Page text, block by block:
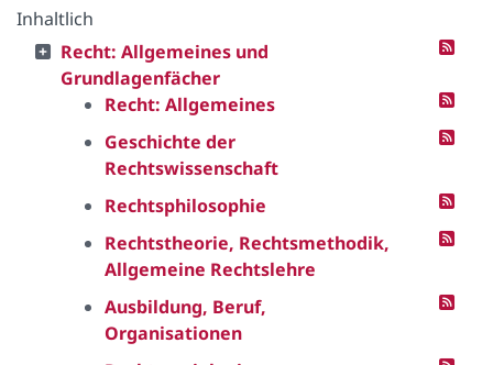
Inhaltlich
Recht: Allgemeines und
Grundlagenfächer
Recht: Allgemeines
Geschichte der
Rechtswissenschaft
Rechtsphilosophie
Rechtstheorie, Rechtsmethodik,
Allgemeine Rechtslehre
Ausbildung, Beruf,
Organisationen